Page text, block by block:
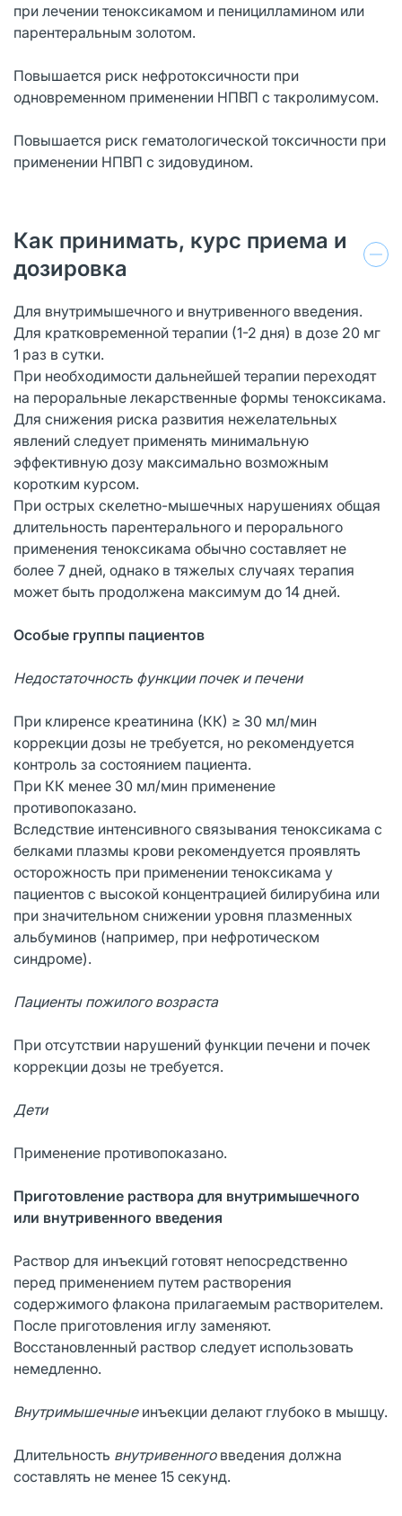
при лечении теноксикамом и пеницилламином или
парентеральным золотом.
Повышается риск нефротоксичности при
одновременном применении НПВП с такролимусом.
Повышается риск гематологической токсичности при
применении НПВП с зидовудином.
Как принимать, курс приема и
дозировка
Для внутримышечного и внутривенного введения.
Для кратковременной терапии (1-2 дня) в дозе 20 мг
1 раз в сутки.
При необходимости дальнейшей терапии переходят
на пероральные лекарственные формы теноксикама.
Для снижения риска развития нежелательных
явлений следует применять минимальную
эффективную дозу максимально возможным
коротким курсом.
При острых скелетно-мышечных нарушениях общая
длительность парентерального и перорального
применения теноксикама обычно составляет не
более 7 дней, однако в тяжелых случаях терапия
может быть продолжена максимум до 14 дней.
Особые группы пациентов
Недостаточность функции почек и печени
При клиренсе креатинина (КК) ≥ 30 мл/мин
коррекции дозы не требуется, но рекомендуется
контроль за состоянием пациента.
При КК менее 30 мл/мин применение
противопоказано.
Вследствие интенсивного связывания теноксикама с
белками плазмы крови рекомендуется проявлять
осторожность при применении теноксикама у
пациентов с высокой концентрацией билирубина или
при значительном снижении уровня плазменных
альбуминов (например, при нефротическом
синдроме).
Пациенты пожилого возраста
При отсутствии нарушений функции печени и почек
коррекции дозы не требуется.
Дети
Применение противопоказано.
Приготовление раствора для внутримышечного
или внутривенного введения
Раствор для инъекций готовят непосредственно
перед применением путем растворения
содержимого флакона прилагаемым растворителем.
После приготовления иглу заменяют.
Восстановленный раствор следует использовать
немедленно.
Внутримышечныеинъекции делают глубоко в мышцу.
Длительность внутривенного введения должна
составлять не менее 15 секунд.